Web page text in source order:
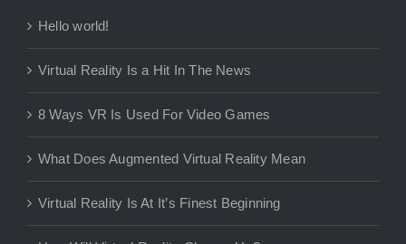
Hello world!
Virtual Reality Is a Hit In The News
8 Ways VR Is Used For Video Games
What Does Augmented Virtual Reality Mean
Virtual Reality Is At It’s Finest Beginning